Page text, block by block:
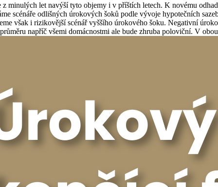
minulých let navýší tyto objemy i v příštích letech. K novému
scénáře odlišných úrokových šoků podle vývoje hypotečních
však i rizikovější scénář vyššího úrokového šoku. Negativní
napříč všemi domácnostmi ale bude zhruba poloviční. V